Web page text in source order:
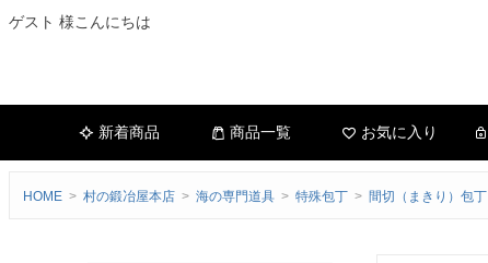
ゲスト 様こんにちは
新着商品 商品一覧 お気に入り
HOME 村の鍛冶屋本店 海の専門道具 特殊包丁 間切（まきり）包丁